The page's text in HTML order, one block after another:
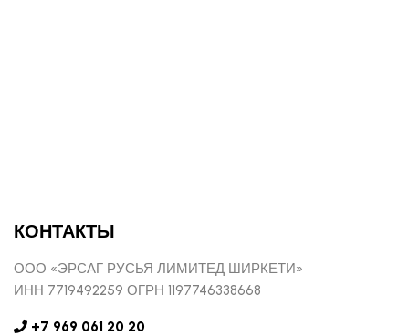
КОНТАКТЫ
ООО «ЭРСАГ РУСЬЯ ЛИМИТЕД ШИРКЕТИ»
ИНН 7719492259 ОГРН 1197746338668
+7 969 061 20 20